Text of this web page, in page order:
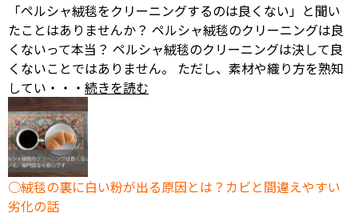
「ペルシャ絨毯をクリーニングするのは良くない」と聞い
たことはありませんか？ ペルシャ絨毯のクリーニングは良
くないって本当？ ペルシャ絨毯のクリーニングは決して良
くないことではありません。 ただし、素材や織り方を熟知
してい・・・ 続きを読む
絨毯の裏に白い粉が出る原因とは？カビと間違えやすい
劣化の話